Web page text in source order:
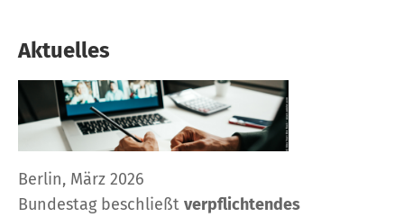
Aktuelles
Berlin, März 2026
Bundestag beschließt verpflichtendes